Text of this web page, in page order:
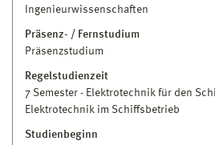
Studienberatung
Dipl.-Kff.
Mitarbeiterin
Fakultät für
Anlagentechnik und Logistik
Haus 2 · Raum 2202
Ingenieurwissenschaften
Präsenz- / Fernstudium
Präsenzstudium
Regelstudienzeit
7 Semester - Elektrotechnik für den
Elektrotechnik im Schiffsbetrieb
Studienbeginn